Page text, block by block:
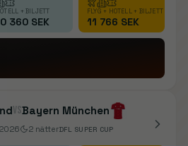
+ BILJETT
360 SEK
FLYG + HOTELL + BILJETT
11 766 SEK
vsBayern München
2 nätterDFL SUPER CUP